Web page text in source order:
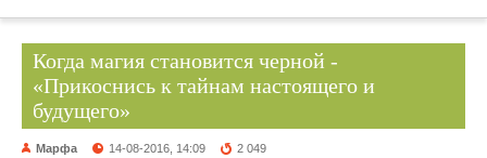
Когда магия становится черной -
«Прикоснись к тайнам настоящего и
будущего»
Марфа 14-08-2016, 14:09 2 049